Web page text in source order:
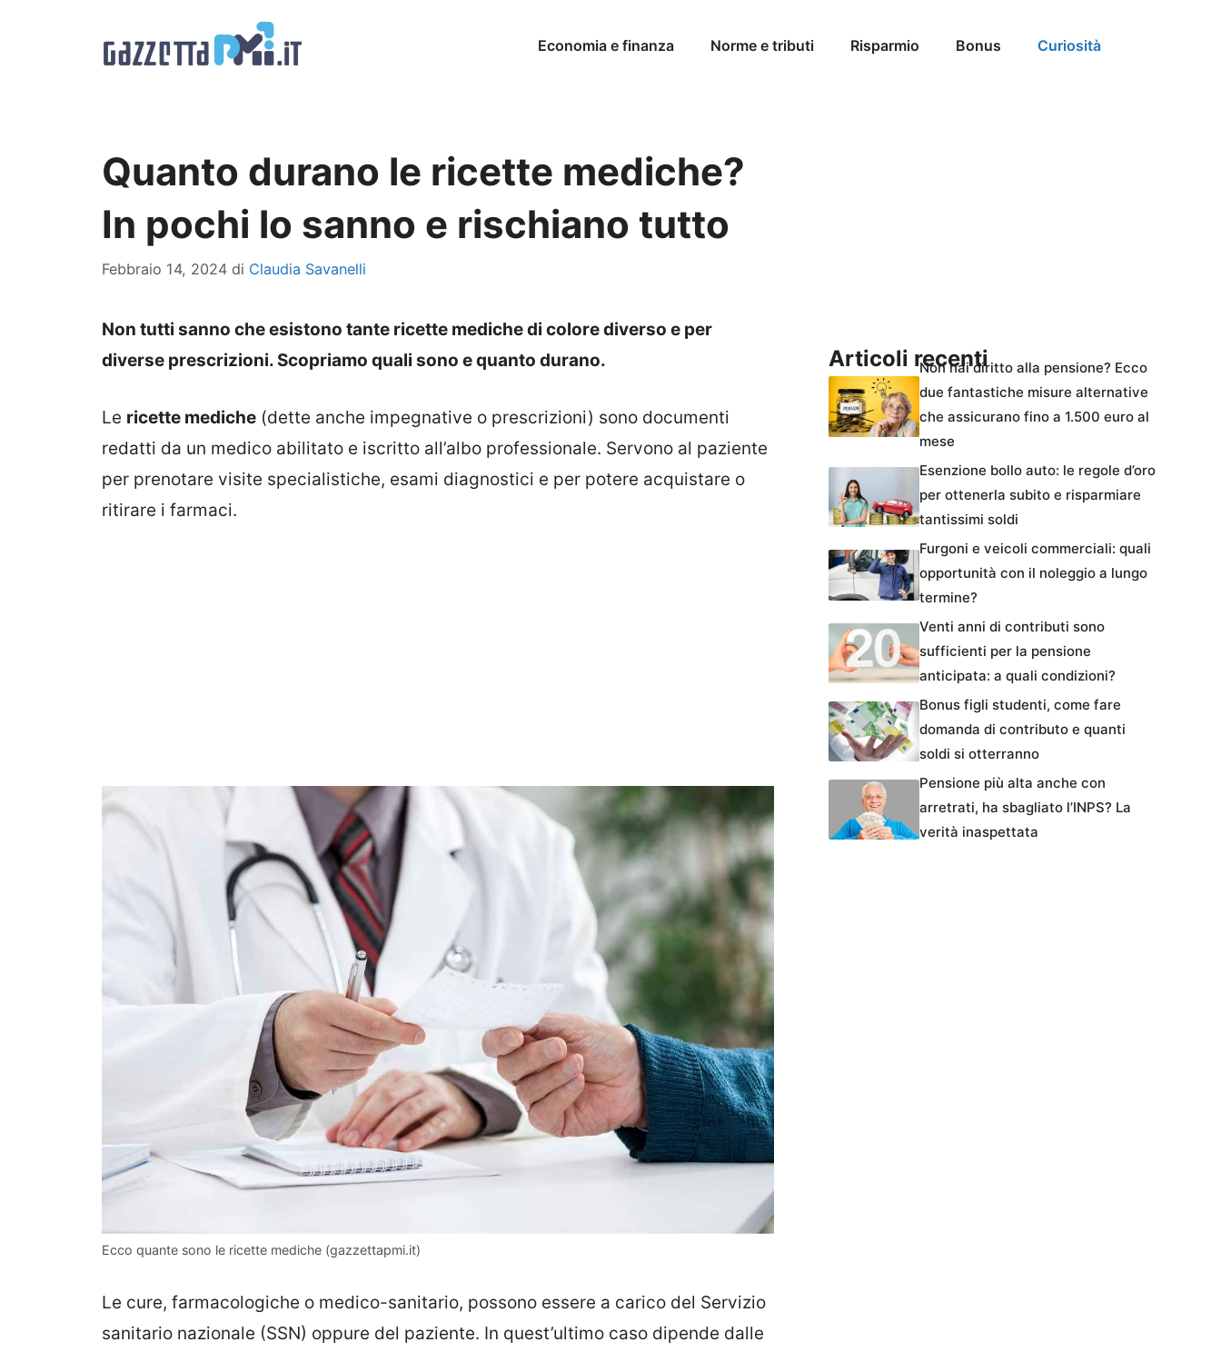
Economia e finanza Norme e tributi Risparmio Bonus Curiosità
Quanto durano le ricette mediche?
In pochi lo sanno e rischiano tutto
Febbraio 14, 2024 di Claudia Savanelli
Non tutti sanno che esistono tante ricette mediche di colore diverso e per
diverse prescrizioni. Scopriamo quali sono e quanto durano.
Le ricette mediche (dette anche impegnative o prescrizioni) sono documenti
redatti da un medico abilitato e iscritto all’albo professionale. Servono al paziente
per prenotare visite specialistiche, esami diagnostici e per potere acquistare o
ritirare i farmaci.
Ecco quante sono le ricette mediche (gazzettapmi.it)
Le cure, farmacologiche o medico-sanitario, possono essere a carico del Servizio
sanitario nazionale (SSN) oppure del paziente. In quest’ultimo caso dipende dalle
Articoli recentiNon hai diritto alla pensione? Ecco
due fantastiche misure alternative
che assicurano fino a 1.500 euro al
mese
Esenzione bollo auto: le regole d’oro
per ottenerla subito e risparmiare
tantissimi soldi
Furgoni e veicoli commerciali: quali
opportunità con il noleggio a lungo
termine?
Venti anni di contributi sono
sufficienti per la pensione
anticipata: a quali condizioni?
Bonus figli studenti, come fare
domanda di contributo e quanti
soldi si otterranno
Pensione più alta anche con
arretrati, ha sbagliato l’INPS? La
verità inaspettata